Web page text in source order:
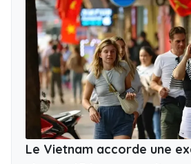
Le Vietnam accorde une